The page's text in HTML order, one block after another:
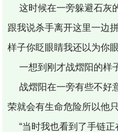
这时候在一旁躲避石灰
跟我说杀手离开这里一边
样子你眨眼睛我还以为你
一想到刚才战熠阳的样
战熠阳在一旁有些不好
荣就会有生命危险所以他
“当时我也看到了手链正